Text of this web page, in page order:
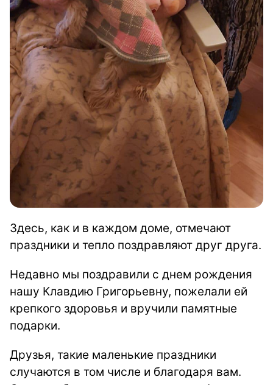
Здесь, как и в каждом доме, отмечают
праздники и тепло поздравляют друг друга.
Недавно мы поздравили с днем рождения
нашу Клавдию Григорьевну, пожелали ей
крепкого здоровья и вручили памятные
подарки.
Друзья, такие маленькие праздники
случаются в том числе и благодаря вам.